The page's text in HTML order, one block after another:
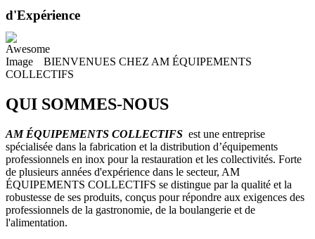
d'Expérience
BIENVENUES CHEZ AM ÉQUIPEMENTS
COLLECTIFS
QUI SOMMES-NOUS
AM ÉQUIPEMENTS COLLECTIFS est une entreprise
spécialisée dans la fabrication et la distribution d’équipements
professionnels en inox pour la restauration et les collectivités. Forte
de plusieurs années d'expérience dans le secteur, AM
ÉQUIPEMENTS COLLECTIFS se distingue par la qualité et la
robustesse de ses produits, conçus pour répondre aux exigences des
professionnels de la gastronomie, de la boulangerie et de
l'alimentation.